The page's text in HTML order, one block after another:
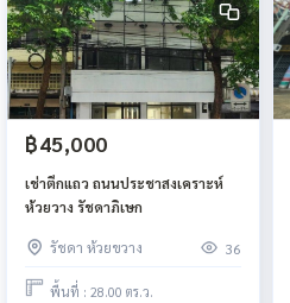
฿45,000
เช่าตึกแถว ถนนประชาสงเคราะห์
ห้วยวาง รัชดาภิเษก
รัชดา ห้วยขวาง 36
พื้นที่ : 28.00 ตร.ว.